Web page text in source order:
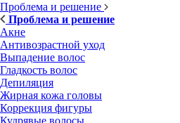
Проблема и решение
Проблема и решение
Акне
Антивозрастной уход
Выпадение волос
Гладкость волос
Депиляция
Жирная кожа головы
Коррекция фигуры
Кудрявые волосы